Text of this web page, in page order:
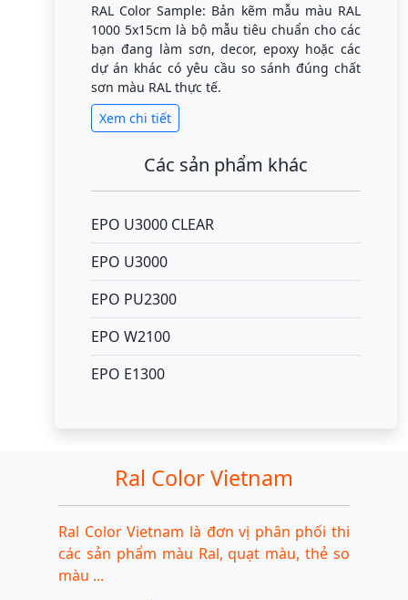
RAL Color Sample: Bản kẽm mẫu màu RAL
1000 5x15cm là bộ mẫu tiêu chuẩn cho các
bạn đang làm sơn, decor, epoxy hoặc các
dự án khác có yêu cầu so sánh đúng chất
sơn màu RAL thực tế.
Xem chi tiết
Các sản phẩm khác
EPO U3000 CLEAR
EPO U3000
EPO PU2300
EPO W2100
EPO E1300
Ral Color Vietnam
Ral Color Vietnam là đơn vị phân phối thi
các sản phẩm màu Ral, quạt màu, thẻ so
màu ...